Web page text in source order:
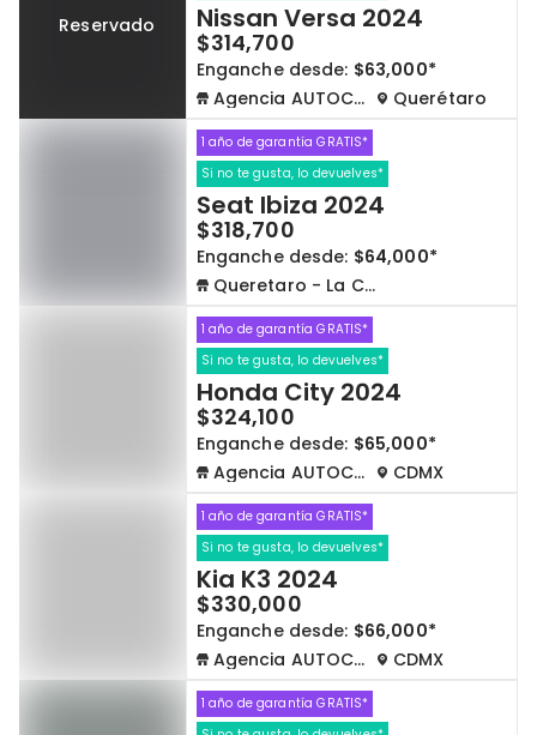
Reservado Nissan Versa 2024
$314,700
Enganche desde: $63,000*
Agencia AUTOCOM
Querétaro
1 año de garantía GRATIS*
Si no te gusta, lo devuelves*
Seat Ibiza 2024
$318,700
Enganche desde: $64,000*
Queretaro - La Capilla
1 año de garantía GRATIS*
Si no te gusta, lo devuelves*
Honda City 2024
$324,100
Enganche desde: $65,000*
Agencia AUTOCOM
CDMX
1 año de garantía GRATIS*
Si no te gusta, lo devuelves*
Kia K3 2024
$330,000
Enganche desde: $66,000*
Agencia AUTOCOM
CDMX
1 año de garantía GRATIS*